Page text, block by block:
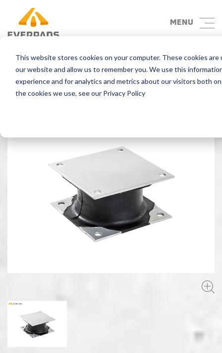
This website stores cookies on your computer. These cookies
our website and allow us to remember you. We use this
experience and for analytics and metrics about our visitors both
the cookies we use, see our Privacy Policy
MENU
Back